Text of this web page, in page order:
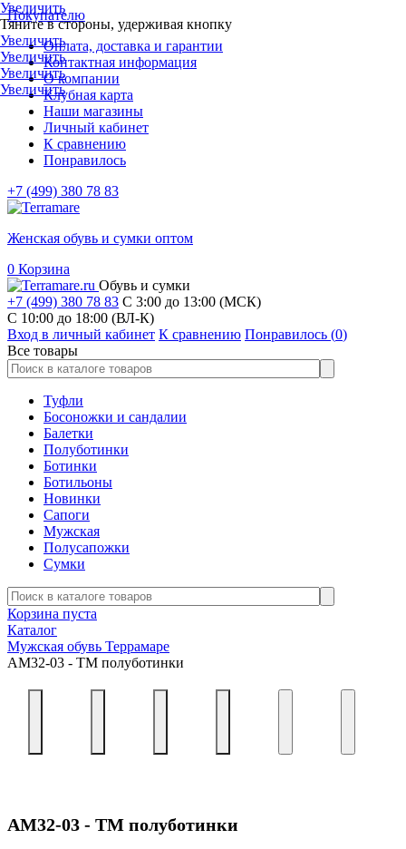
Покупателю
Оплата, доставка и гарантии
Контактная информация
О компании
Клубная карта
Наши магазины
Личный кабинет
К сравнению
Понравилось
+7 (499) 380 78 83
Женская обувь и сумки оптом
0 Корзина
Обувь и сумки
+7 (499) 380 78 83 С 3:00 до 13:00 (МСК)
C 10:00 до 18:00 (ВЛ-К)
Вход в личный кабинет К сравнению Понравилось (0)
Все товары
Туфли
Босоножки и сандалии
Балетки
Полуботинки
Ботинки
Ботильоны
Новинки
Сапоги
Мужская
Полусапожки
Сумки
Корзина пуста
Каталог
Мужская обувь Террамаре
АМ32-03 - ТМ полуботинки
Увеличить
Тяните в стороны, удерживая кнопку
Увеличить
Увеличить
Увеличить
Увеличить
АМ32-03 - ТМ полуботинки